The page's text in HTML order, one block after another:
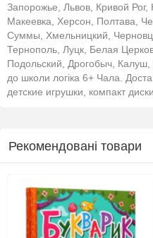
Запорожье, Львов, Кривой
Макеевка, Херсон, Полтава,
Суммы, Хмельницкий,
Тернополь, Луцк, Белая
Подольский, Дрогобыч, Калуш,
до школи логіка 6+ Чала.
детские игрушки, компакт диски.
Рекомендовані товари